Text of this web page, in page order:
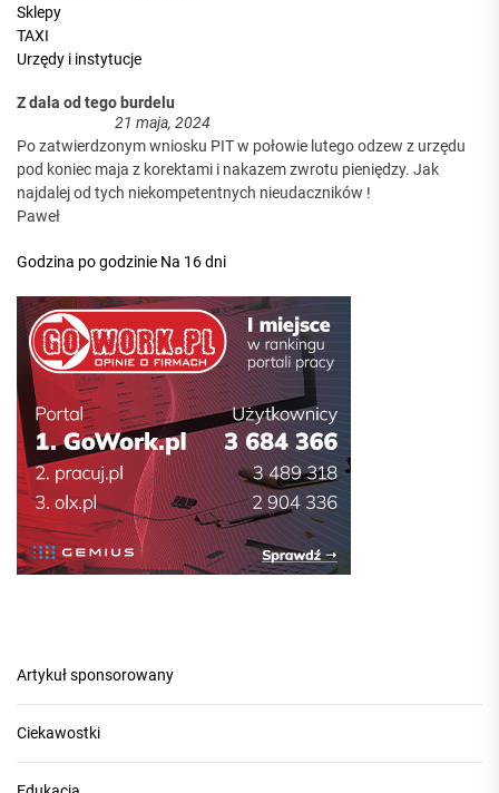
Sklepy
TAXI
Urzędy i instytucje
Z dala od tego burdelu
21 maja, 2024
Po zatwierdzonym wniosku PIT w połowie lutego odzew z urzędu
pod koniec maja z korektami i nakazem zwrotu pieniędzy. Jak
najdalej od tych niekompetentnych nieudaczników !
Paweł
Godzina po godzinie Na 16 dni
Artykuł sponsorowany
Ciekawostki